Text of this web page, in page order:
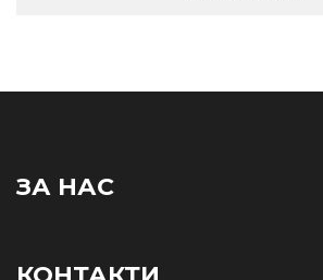
ЗА НАС